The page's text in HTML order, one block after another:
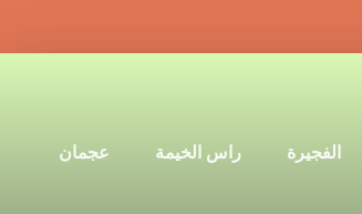
الفجيرة راس الخيمة عجمان